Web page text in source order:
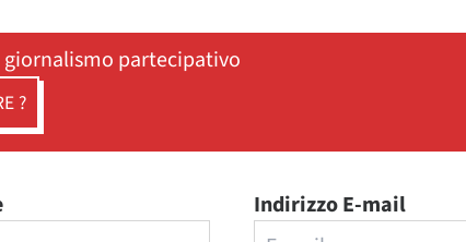
partecipativo
?
Indirizzo E-mail